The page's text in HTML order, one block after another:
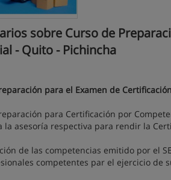
sobre Curso de
- Quito - Pichincha
para el Examen de Certificación
para Certificación por
la asesoría respectiva para rendir la
de las competencias emitido por el
competentes par el ejercicio de